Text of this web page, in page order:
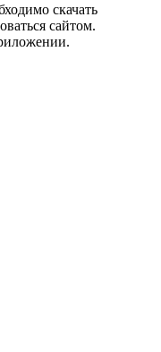
скачать
сайтом.